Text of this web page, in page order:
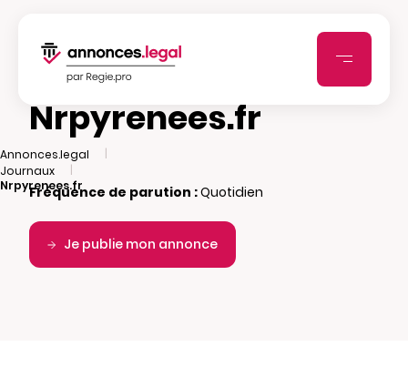
Annonces.legal
|
Journaux
|
Nrpyrenees.fr
Nrpyrenees.fr
Fréquence de parution :Quotidien
Je publie mon annonce